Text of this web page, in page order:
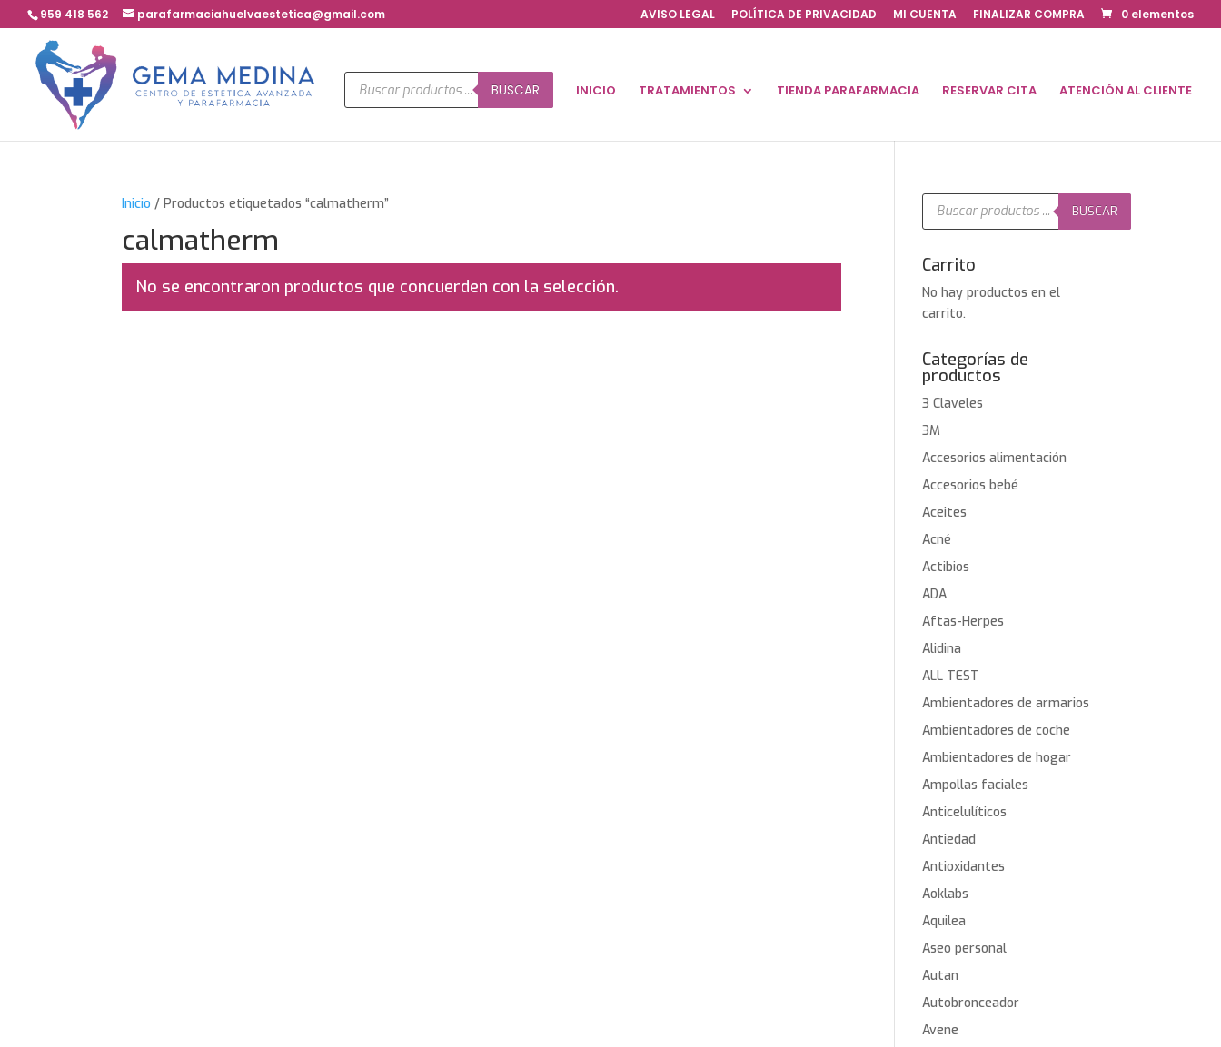
959 418 562 parafarmaciahuelvaestetica@gmail.com AVISO LEGAL POLÍTICA DE PRIVACIDAD MI CUENTA FINALIZAR COMPRA 0 elementos
Búsqueda
de
productos
BUSCAR INICIO TRATAMIENTOS TIENDA PARAFARMACIA RESERVAR CITA ATENCIÓN AL CLIENTE
Inicio / Productos etiquetados “calmatherm”
calmatherm
No se encontraron productos que concuerden con la selección.
Búsqueda
productos
BUSCAR
Carrito
No hay productos en el
carrito.
Categorías de
productos
3 Claveles
3M
Accesorios alimentación
Accesorios bebé
Aceites
Acné
Actibios
ADA
Aftas-Herpes
Alidina
ALL TEST
Ambientadores de armarios
Ambientadores de coche
Ambientadores de hogar
Ampollas faciales
Anticelulíticos
Antiedad
Antioxidantes
Aoklabs
Aquilea
Aseo personal
Autan
Autobronceador
Avene